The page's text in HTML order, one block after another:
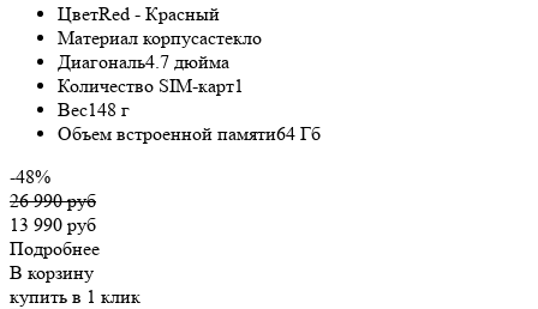
ЦветRed - Красный
Материал корпусастекло
Диагональ4.7 дюйма
Количество SIM-карт1
Вес148 г
Объем встроенной памяти64 Гб
-48%
26 990 руб
13 990 руб
Подробнее
В корзину
купить в 1 клик